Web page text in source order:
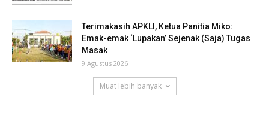
Terimakasih APKLI, Ketua Panitia Miko:
Emak-emak ‘Lupakan’ Sejenak (Saja) Tugas
Masak
9 Agustus 2026
Muat lebih banyak